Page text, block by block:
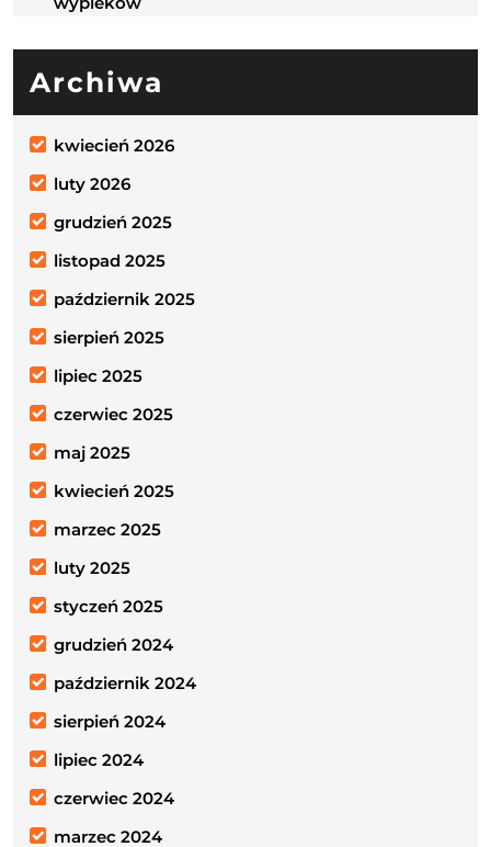
Archiwa
kwiecień 2026
luty 2026
grudzień 2025
listopad 2025
październik 2025
sierpień 2025
lipiec 2025
czerwiec 2025
maj 2025
kwiecień 2025
marzec 2025
luty 2025
styczeń 2025
grudzień 2024
październik 2024
sierpień 2024
lipiec 2024
czerwiec 2024
marzec 2024